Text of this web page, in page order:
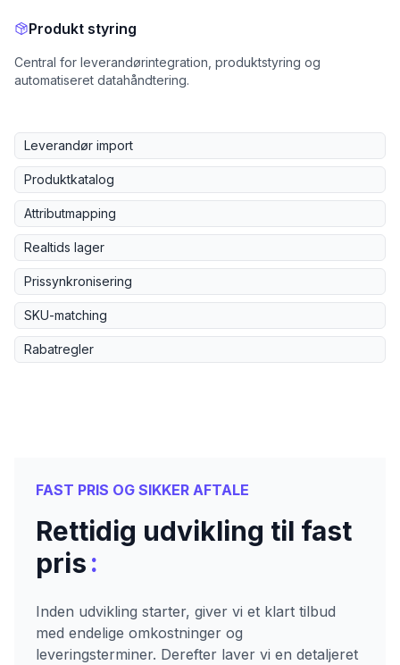
Produkt styring
Central for leverandørintegration, produktstyring og
automatiseret datahåndtering.
Leverandør import
Produktkatalog
Attributmapping
Realtids lager
Prissynkronisering
SKU-matching
Rabatregler
FAST PRIS OG SIKKER AFTALE
Rettidig udvikling til fast
pris:
Inden udvikling starter, giver vi et klart tilbud
med endelige omkostninger og
leveringsterminer. Derefter laver vi en detaljeret